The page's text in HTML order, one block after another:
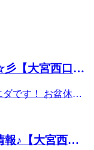
【大宮西口
ダです！ お盆休み
お疲れを取るチ
合わせもご提案さ
ださいませ(/・
報♪【大宮西口